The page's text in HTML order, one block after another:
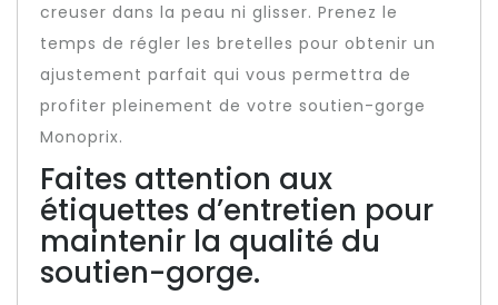
creuser dans la peau ni glisser. Prenez le
temps de régler les bretelles pour obtenir un
ajustement parfait qui vous permettra de
profiter pleinement de votre soutien-gorge
Monoprix.
Faites attention aux
étiquettes d’entretien pour
maintenir la qualité du
soutien-gorge.